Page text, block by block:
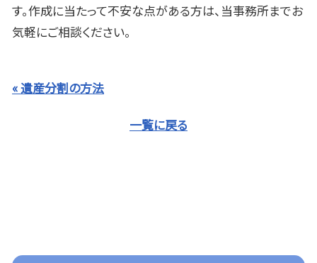
す。作成に当たって不安な点がある方は、当事務所までお
気軽にご相談ください。
« 遺産分割の方法
一覧に戻る